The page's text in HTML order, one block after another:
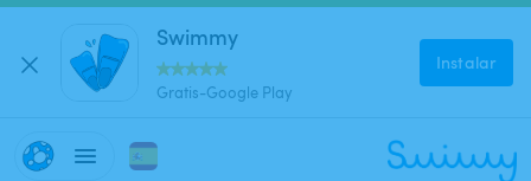
Swimmy
Gratis-Google Play
Instalar